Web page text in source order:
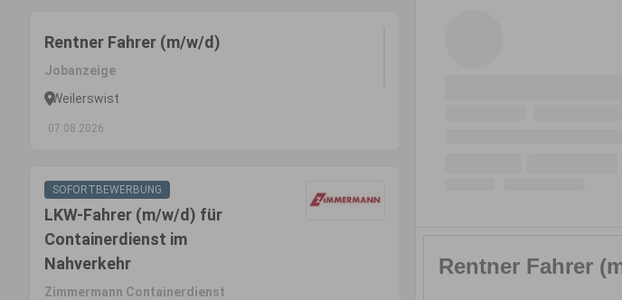
Rentner Fahrer (m/w/d)
Jobanzeige
Weilerswist
07.08.2026
SOFORTBEWERBUNG
LKW-Fahrer (m/w/d) für
Containerdienst im
Nahverkehr
Zimmermann Containerdienst